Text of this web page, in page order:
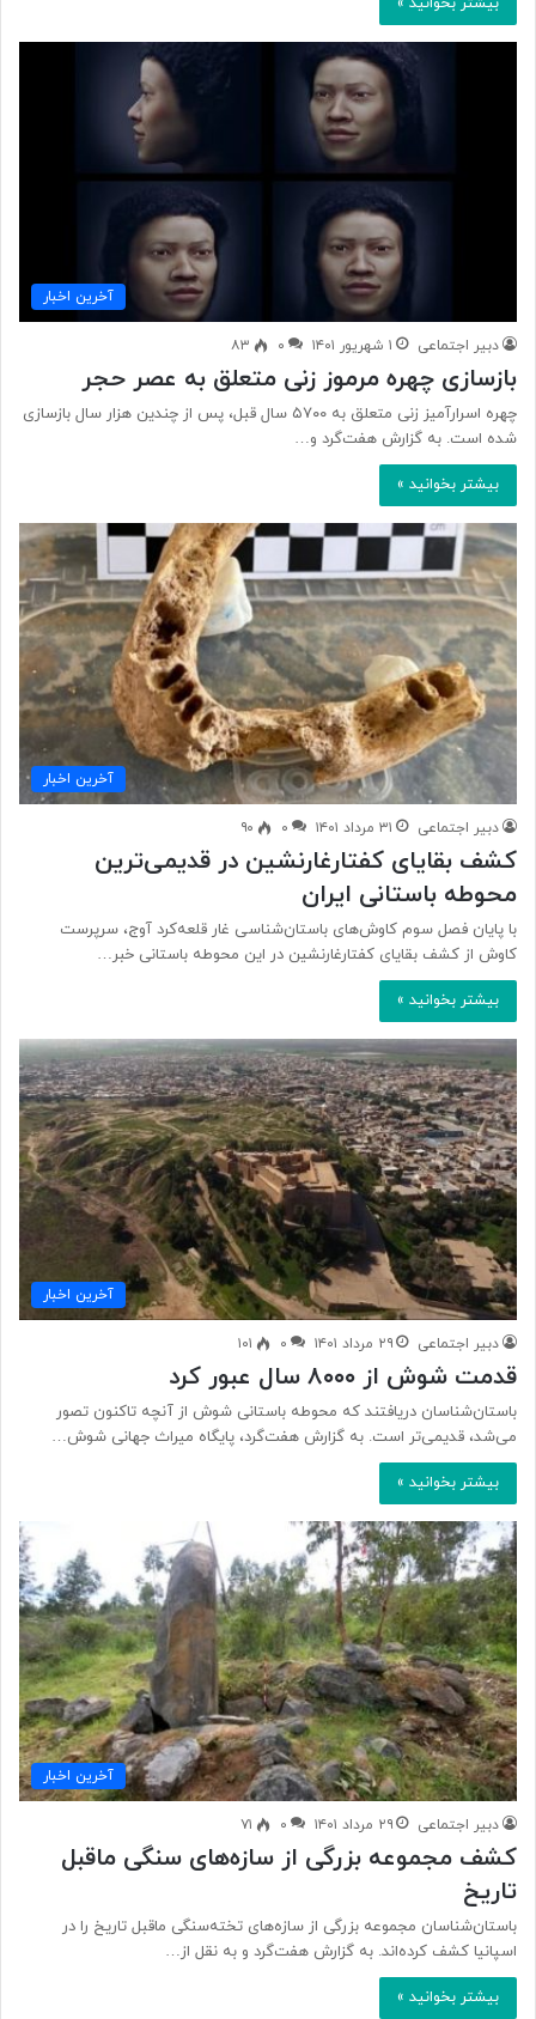
آخرین اخبار
دبیر اجتماعی ۱ شهریور ۱۴۰۱ ۰ ۸۳
بازسازی چهره مرموز زنی متعلق به عصر حجر
چهره اسرارآمیز زنی متعلق به ۵۷۰۰ سال قبل، پس از چندین هزار سال بازسازی
شده است. به گزارش هفت‌گرد و…
بیشتر بخوانید »
آخرین اخبار
دبیر اجتماعی ۳۱ مرداد ۱۴۰۱ ۰ ۹۰
کشف بقایای کفتارغارنشین در قدیمی‌ترین
محوطه باستانی ایران
با پایان فصل سوم کاوش‌های باستان‌شناسی غار قلعه‌کرد آوج، سرپرست
کاوش ‌از کشف بقایای کفتارغارنشین در این محوطه باستانی خبر…
بیشتر بخوانید »
آخرین اخبار
دبیر اجتماعی ۲۹ مرداد ۱۴۰۱ ۰ ۱۰۱
قدمت شوش از ۸۰۰۰ سال عبور کرد
باستان‌شناسان دریافتند که محوطه باستانی شوش از آنچه تاکنون تصور
می‌شد، قدیمی‌تر است. به گزارش هفت‌گرد، پایگاه میراث جهانی شوش…
بیشتر بخوانید »
آخرین اخبار
دبیر اجتماعی ۲۹ مرداد ۱۴۰۱ ۰ ۷۱
کشف مجموعه بزرگی از سازه‌های سنگی ماقبل‌
تاریخ
باستان‌شناسان مجموعه بزرگی از سازه‌های تخته‌سنگی ماقبل‌ تاریخ را در
اسپانیا کشف کرده‌اند. به گزارش هفت‌گرد و به نقل از…
بیشتر بخوانید »